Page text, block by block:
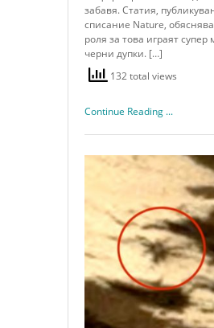
забавя. Статия,
списание Nature,
роля за това играят супер
черни дупки. […]
132 total views
Continue Reading ...